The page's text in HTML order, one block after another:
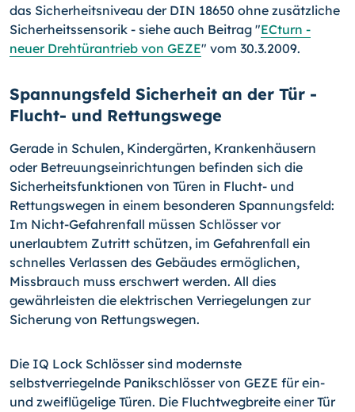
das Sicherheitsniveau der DIN 18650 ohne zusätzliche
Sicherheitssensorik - siehe auch Beitrag "ECturn -
neuer Drehtürantrieb von GEZE" vom 30.3.2009.
Spannungsfeld Sicherheit an der Tür -
Flucht- und Rettungswege
Gerade in Schulen, Kindergärten, Krankenhäusern
oder Betreuungseinrichtungen befinden sich die
Sicherheitsfunktionen von Türen in Flucht- und
Rettungswegen in einem besonderen Spannungsfeld:
Im Nicht-Gefahrenfall müssen Schlösser vor
unerlaubtem Zutritt schützen, im Gefahrenfall ein
schnelles Verlassen des Gebäudes ermöglichen,
Missbrauch muss erschwert werden. All dies
gewährleisten die elektrischen Verriegelungen zur
Sicherung von Rettungswegen.
Die IQ Lock Schlösser sind modernste
selbstverriegelnde Panikschlösser von GEZE für ein-
und zweiflügelige Türen. Die Fluchtwegbreite einer Tür